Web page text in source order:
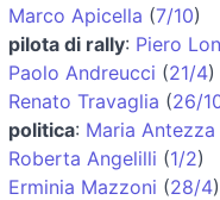
Marco Apicella (7/10)
pilota di rally: Piero
Paolo Andreucci (21/4)
Renato Travaglia (26/
politica: Maria Antezza
Roberta Angelilli (1/2)
Erminia Mazzoni (28/4)